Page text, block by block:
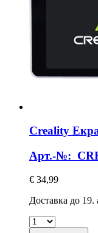
Creality
Арт.-№:
€ 34,99
Доставка до 19.